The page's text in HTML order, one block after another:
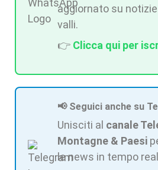
aggiornato su
valli.
👉 Clicca qui per
📢 Seguici anche su
Unisciti al canale
Montagne & Paesi
le news in tempo